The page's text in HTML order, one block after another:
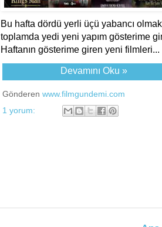
Bu hafta dördü yerli üçü yabancı
toplamda yedi yeni yapım gösterime
Haftanın gösterime giren yeni filmleri...
Devamını Oku »
Gönderen www.filmgundemi.com
1 yorum: